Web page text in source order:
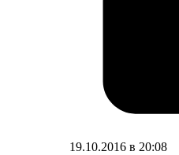
19.10.2016 в 20:08